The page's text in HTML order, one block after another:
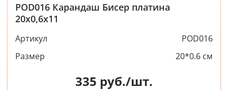
POD016 Карандаш Бисер платина
20х0,6х11
Артикул
POD016
Размер
20*0.6 см
335 руб./шт.